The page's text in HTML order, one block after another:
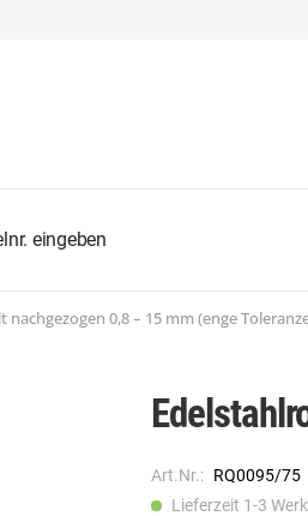
0,8 – 15 mm (enge
Art.Nr.: RQ0095/75
Lieferzeit 1-3